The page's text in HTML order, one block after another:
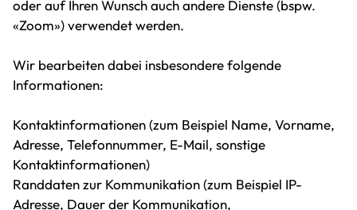
oder auf Ihren Wunsch auch andere Dienste (bspw.
«Zoom») verwendet werden.
Wir bearbeiten dabei insbesondere folgende
Informationen:
Kontaktinformationen (zum Beispiel Name, Vorname,
Adresse, Telefonnummer, E-Mail, sonstige
Kontaktinformationen)
Randdaten zur Kommunikation (zum Beispiel IP-
Adresse, Dauer der Kommunikation,